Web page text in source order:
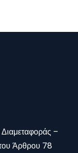
–
Άρθρου 78